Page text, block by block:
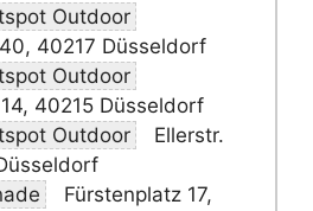
Outdoor
40217 Düsseldorf
Outdoor
40215 Düsseldorf
Outdoor
Ellerstr.
Fürstenplatz 17,